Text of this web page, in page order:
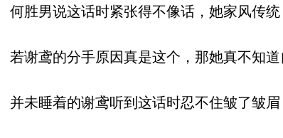
何胜男说这话时紧张得不像话，她家风传
若谢鸢的分手原因真是这个，那她真不知
并未睡着的谢鸢听到这话时忍不住皱了皱